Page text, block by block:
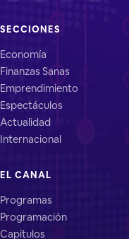
SECCIONES
Economía
Finanzas Sanas
Emprendimiento
Espectáculos
Actualidad
Internacional
EL CANAL
Programas
Programación
Capítulos